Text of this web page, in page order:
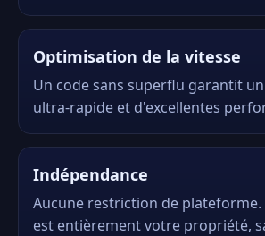
Optimisation de la vitesse
Un code sans superflu garantit
ultra-rapide et d'excellentes
Indépendance
Aucune restriction de
est entièrement votre propriété,